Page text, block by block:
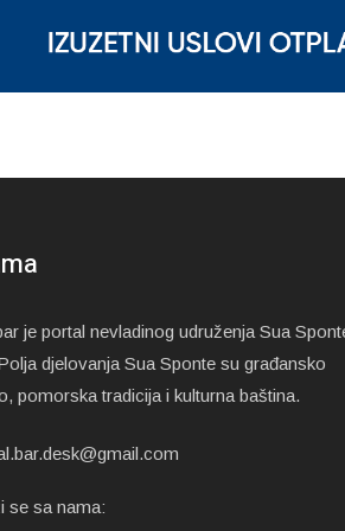
je portal nevladinog udruženja Sua
djelovanja Sua Sponte su građansko
pomorska tradicija i kulturna baština.
se sa nama: